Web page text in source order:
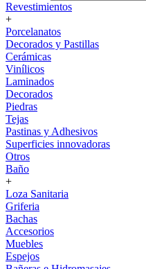
Revestimientos
+
Porcelanatos
Decorados y Pastillas
Cerámicas
Vinílicos
Laminados
Decorados
Piedras
Tejas
Pastinas y Adhesivos
Superficies innovadoras
Otros
Baño
+
Loza Sanitaria
Griferia
Bachas
Accesorios
Muebles
Espejos